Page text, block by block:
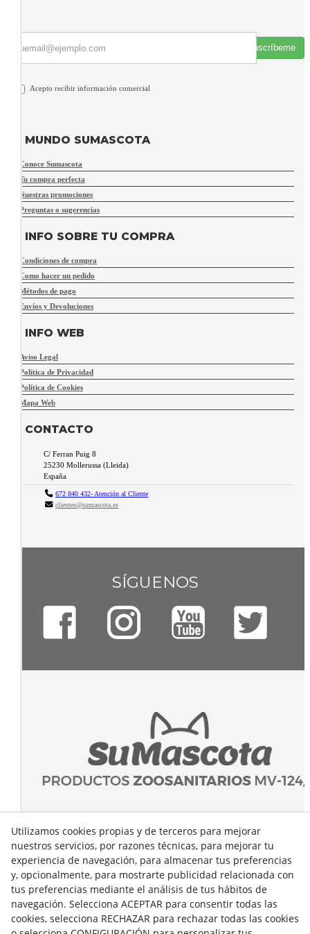
Suscríbeme
Acepto recibir información comercial
MUNDO SUMASCOTA
Conoce Sumascota
Tu compra perfecta
Nuestras promociones
Preguntas o sugerencias
INFO SOBRE TU COMPRA
Condiciones de compra
Como hacer un pedido
Métodos de pago
Envíos y Devoluciones
INFO WEB
Aviso Legal
Política de Privacidad
Política de Cookies
Mapa Web
CONTACTO
C/ Ferran Puig 8
25230 Mollerussa (Lleida)
España
672 840 432- Atención al Cliente
clientes@sumascota.es
SÍGUENOS
Utilizamos cookies propias y de terceros para mejorar
nuestros servicios, por razones técnicas, para mejorar tu
experiencia de navegación, para almacenar tus preferencias
y, opcionalmente, para mostrarte publicidad relacionada con
tus preferencias mediante el análisis de tus hábitos de
navegación. Selecciona ACEPTAR para consentir todas las
cookies, selecciona RECHAZAR para rechazar todas las cookies